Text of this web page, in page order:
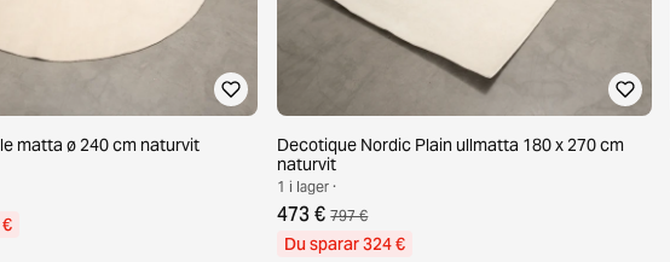
matta ø 240 cm naturvit
Decotique Nordic Plain ullmatta 180 x 270 cm
naturvit
1 i lager ·
473 € 797 €
Du sparar 324 €